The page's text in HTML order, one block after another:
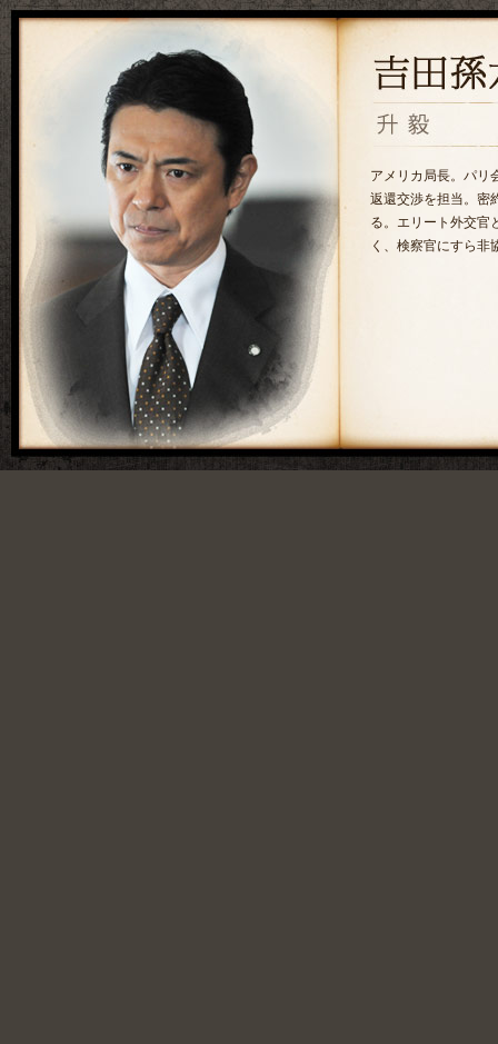
アメリカ局長。パリ
返還交渉を担当。密
る。エリート外交官
く、検察官にすら非